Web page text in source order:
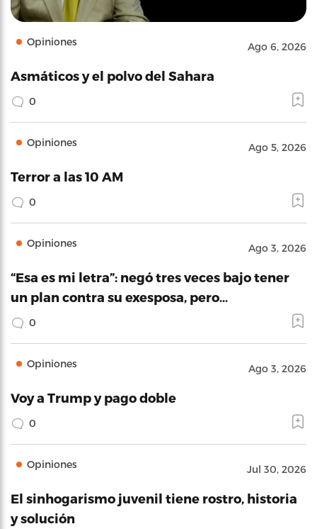
Opiniones Ago 6, 2026
Asmáticos y el polvo del Sahara
0
Opiniones Ago 5, 2026
Terror a las 10 AM
0
Opiniones Ago 3, 2026
“Esa es mi letra”: negó tres veces bajo tener
un plan contra su exesposa, pero…
0
Opiniones Ago 3, 2026
Voy a Trump y pago doble
0
Opiniones Jul 30, 2026
El sinhogarismo juvenil tiene rostro, historia
y solución